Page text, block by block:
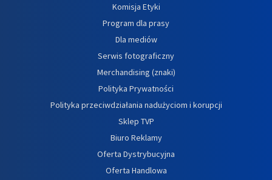
Komisja Etyki
Program dla prasy
Dla mediów
Serwis fotograficzny
Merchandising (znaki)
Polityka Prywatności
Polityka przeciwdziałania nadużyciom i korupcji
Sklep TVP
Biuro Reklamy
Oferta Dystrybucyjna
Oferta Handlowa